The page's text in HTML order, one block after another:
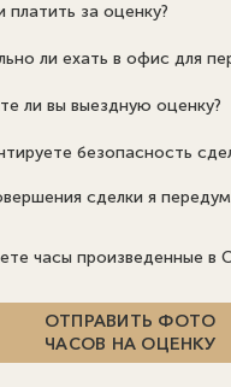
платить за оценку?
ли ехать в офис для
ли вы выездную оценку?
безопасность
сделки я
часы произведенные в
ОТПРАВИТЬ ФОТО
ЧАСОВ НА ОЦЕНКУ